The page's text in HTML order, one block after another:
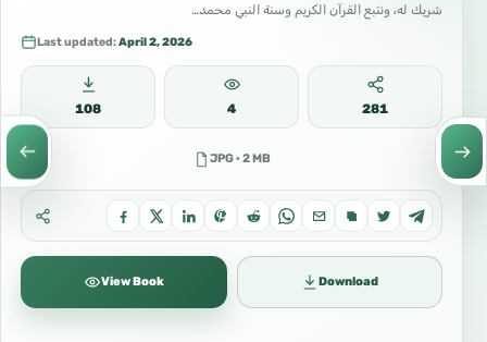
شريك له، ونتبع القرآن الكريم وسنة النبي محمد…
Last updated:April 2, 2026
108 4 281
JPG · 2 MB
View Book Download